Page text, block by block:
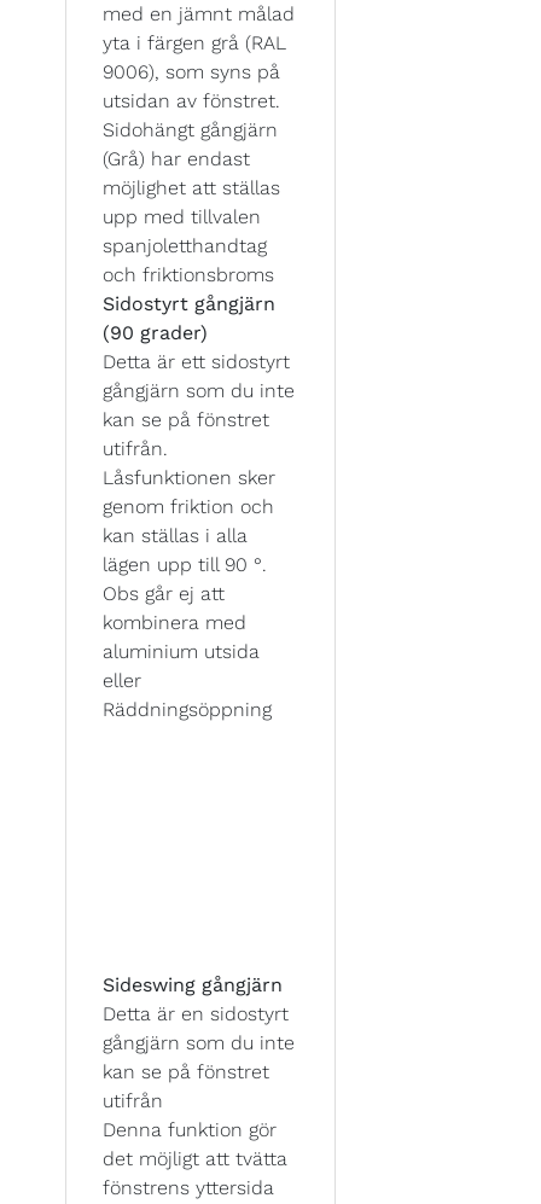
med en jämnt målad
yta i färgen grå (RAL
9006), som syns på
utsidan av fönstret.
Sidohängt gångjärn
(Grå) har endast
möjlighet att ställas
upp med tillvalen
spanjoletthandtag
och friktionsbroms
Sidostyrt gångjärn
(90 grader)
Detta är ett sidostyrt
gångjärn som du inte
kan se på fönstret
utifrån.
Låsfunktionen sker
genom friktion och
kan ställas i alla
lägen upp till 90 °.
Obs går ej att
kombinera med
aluminium utsida
eller
Räddningsöppning
Sideswing gångjärn
Detta är en sidostyrt
gångjärn som du inte
kan se på fönstret
utifrån
Denna funktion gör
det möjligt att tvätta
fönstrens yttersida